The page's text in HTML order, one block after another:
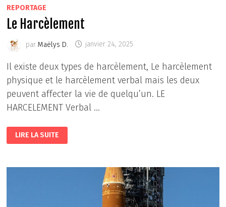
REPORTAGE
Le Harcèlement
parMaëlys D. janvier 24, 2025
Il existe deux types de harcèlement, Le harcèlement
physique et le harcèlement verbal mais les deux
peuvent affecter la vie de quelqu’un. LE
HARCELEMENT Verbal …
LE
HARCÈLEMENT
LIRE LA SUITE